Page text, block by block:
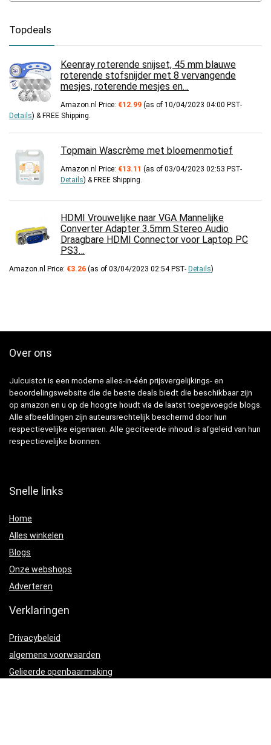
Topdeals
Keenray roterende snijset, 45 mm blauwe
roterende stofsnijder met 8 vervangende
mesjes, roterende mesjes en…
Amazon.nl Price: €12.99 (as of 10/04/2023 04:00 PST-
Details) & FREE Shipping.
Topmain Wascrème met bloemenmotief
Amazon.nl Price: €13.11 (as of 03/04/2023 02:53 PST-
Details) & FREE Shipping.
HDMI Vrouwelijke naar VGA Mannelijke
Converter Adapter 3.5mm Stereo Audio
Draagbare HDMI Connector voor Laptop PC
PS3…
Amazon.nl Price: €3.26 (as of 03/04/2023 02:54 PST- Details)
Over ons
Julcuistot is een moderne alles-in-één prijsvergelijkings- en
beoordelingswebsite die de beste deals biedt die beschikbaar zijn
op amazon en u op de hoogte houdt via de laatst toegevoegde blogs.
Alle afbeeldingen zijn auteursrechtelijk beschermd door hun
respectievelijke eigenaren. Alle geciteerde inhoud is afgeleid van hun
respectievelijke bronnen.
Snelle links
Home
Alles winkelen
Blogs
Onze webshops
Adverteren
Verklaringen
Privacybeleid
algemene voorwaarden
Gelieerde openbaarmaking